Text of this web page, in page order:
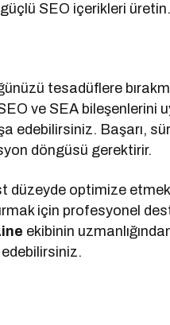
SEO içerikleri üretin.
tesadüflere
ve SEA bileşenlerini
edebilirsiniz. Başarı,
döngüsü gerektirir.
düzeyde optimize
için profesyonel
ekibinin